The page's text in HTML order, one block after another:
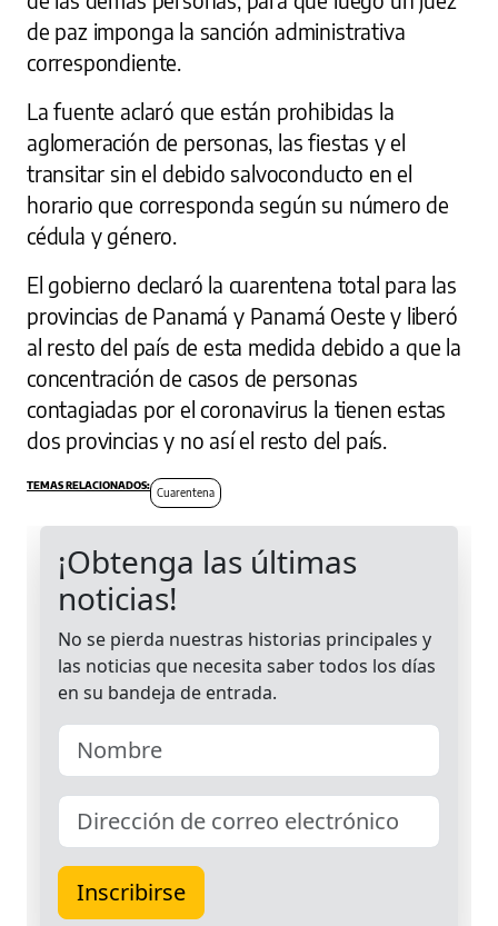
de paz imponga la sanción administrativa
correspondiente.
La fuente aclaró que están prohibidas la
aglomeración de personas, las fiestas y el
transitar sin el debido salvoconducto en el
horario que corresponda según su número de
cédula y género.
El gobierno declaró la cuarentena total para las
provincias de Panamá y Panamá Oeste y liberó
al resto del país de esta medida debido a que la
concentración de casos de personas
contagiadas por el coronavirus la tienen estas
dos provincias y no así el resto del país.
Cuarentena